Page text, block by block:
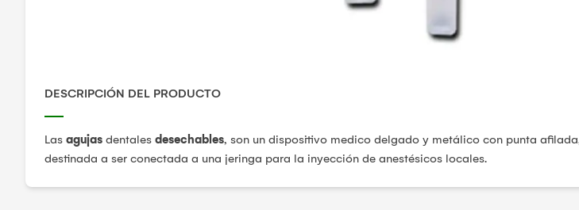
DESCRIPCIÓN DEL PRODUCTO
Las agujas dentales desechables, son un dispositivo medico delgado y metálico con punta
destinada a ser conectada a una jeringa para la inyección de anestésicos locales.